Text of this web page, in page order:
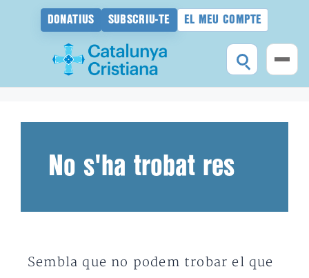
DONATIUS SUBSCRIU-TE EL MEU COMPTE
No s'ha trobat res
Sembla que no podem trobar el que